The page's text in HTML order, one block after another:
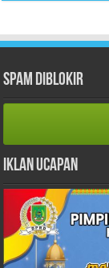
Spam Diblokir
Iklan Ucapan